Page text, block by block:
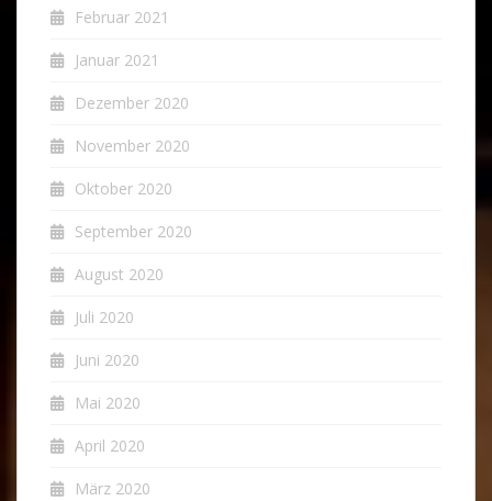
Februar 2021
Januar 2021
Dezember 2020
November 2020
Oktober 2020
September 2020
August 2020
Juli 2020
Juni 2020
Mai 2020
April 2020
März 2020